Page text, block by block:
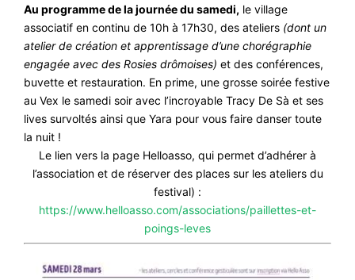
Au programme de la journée du samedi, le village
associatif en continu de 10h à 17h30, des ateliers (dont un
atelier de création et apprentissage d’une chorégraphie
engagée avec des Rosies drômoises) et des conférences,
buvette et restauration. En prime, une grosse soirée festive
au Vex le samedi soir avec l’incroyable Tracy De Sà et ses
lives survoltés ainsi que Yara pour vous faire danser toute
la nuit !
Le lien vers la page Helloasso, qui permet d’adhérer à
l’association et de réserver des places sur les ateliers du
festival) :
https://www.helloasso.com/associations/paillettes-et-
poings-leves